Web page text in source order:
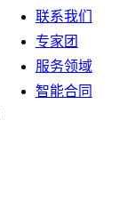
联系我们
专家团
服务领域
智能合同